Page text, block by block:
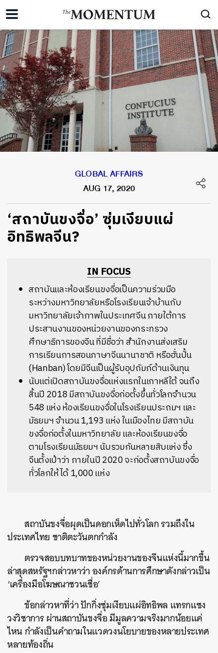
GLOBAL AFFAIRS
AUG 17, 2020
‘สถาบันขงจื่อ’ ซุ่มเงียบแผ่
อิทธิพลจีน?
IN FOCUS
สถาบันและห้องเรียนขงจื่อเป็นความร่วมมือ
ระหว่างมหาวิทยาลัยหรือโรงเรียนเจ้าบ้านกับ
มหาวิทยาลัยเจ้าภาพในประเทศจีนภายใต้การ
ประสานงานของหน่วยงานของกระทรวง
ศึกษาธิการของจีนที่มีชื่อว่าสำนักงานส่งเสริม
การเรียนการสอนภาษาจีนนานาชาติ หรือฮั่นปั้น
(Hanban)โดยมีจีนเป็นผู้รับอุปถัมภ์ด้านเงินทุน
นับแต่เปิดสถาบันขงจื่อแห่งแรกในเกาหลีใต้ จนถึง
สิ้นปี 2018 มีสถาบันขงจื่อก่อตั้งขึ้นทั่วโลกจำนวน
548 แห่ง ห้องเรียนขงจื่อในโรงเรียนประถมฯ และ
มัธยมฯ จำนวน 1,193 แห่ง ในเมืองไทย มีสถาบัน
ขงจื่อก่อตั้งในมหาวิทยาลัย และห้องเรียนขงจื่อ
ตามโรงเรียนมัธยมฯ นับรวมกันหลายสิบแห่ง ซึ่ง
จีนตั้งเป้าว่า ภายในปี 2020 จะก่อตั้งสถาบันขงจื่อ
ทั่วโลกให้ได้ 1,000 แห่ง
สถาบันขงจื่อผุดเป็นดอกเห็ดไปทั่วโลกรวมถึงใน
ประเทศไทยชาติตะวันตกกำลัง
ตรวจสอบบทบาทของหน่วยงานของจีนแห่งนี้มากขึ้น
ล่าสุดสหรัฐฯกล่าวหาว่าองค์กรด้านการศึกษาดังกล่าวเป็น
‘เครื่องมือโฆษณาชวนเชื่อ’
ข้อกล่าวหาที่ว่าปักกิ่งซุ่มเงียบแผ่อิทธิพล แทรกแซง
วงวิชาการผ่านสถาบันขงจื่อมีมูลความจริงมากน้อยแค่
ไหนกำลังเป็นคำถามในแวดวงนโยบายของหลายประเทศ
หลายท้องถิ่น